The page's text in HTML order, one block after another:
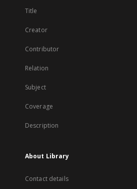
Title
Creator
Contributor
Relation
Subject
Coverage
Description
About Library
Contact details